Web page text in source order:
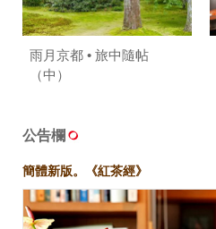
雨月京都 • 旅中隨帖
（中）
公告欄
簡體新版。《紅茶經》